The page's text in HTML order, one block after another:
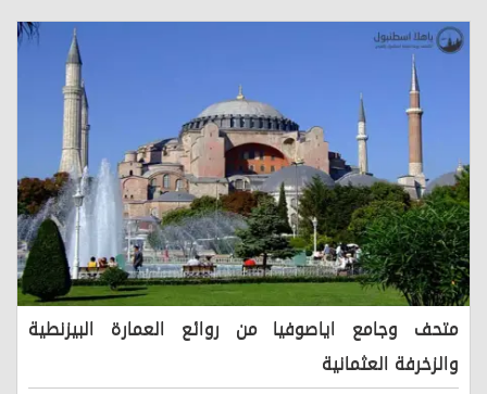
متحف وجامع اياصوفيا من روائع العمارة البيزنطية
والزخرفة العثمانية